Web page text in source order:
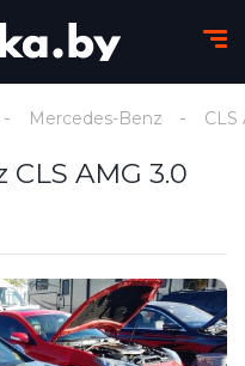
Mercedes-Benz CLS
AMG 3.0